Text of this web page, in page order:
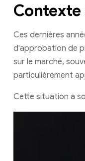
Ces dernières
d'approbation de
sur le marché,
particulièrement
Cette situation a